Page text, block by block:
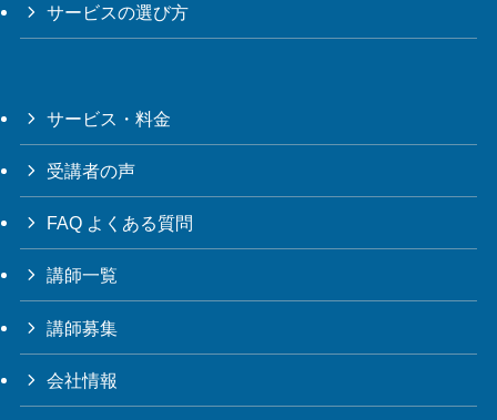
サービスの選び方
サービス・料金
受講者の声
FAQ よくある質問
講師一覧
講師募集
会社情報